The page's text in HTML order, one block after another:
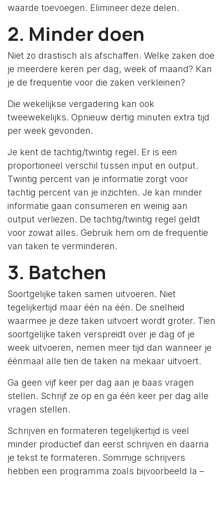
waarde toevoegen. Elimineer deze delen.
2. Minder doen
Niet zo drastisch als afschaffen. Welke zaken doe
je meerdere keren per dag, week of maand? Kan
je de frequentie voor die zaken verkleinen?
Die wekelijkse vergadering kan ook
tweewekelijks. Opnieuw dertig minuten extra tijd
per week gevonden.
Je kent de tachtig/twintig regel. Er is een
proportioneel verschil tussen input en output.
Twintig percent van je informatie zorgt voor
tachtig percent van je inzichten. Je kan minder
informatie gaan consumeren en weinig aan
output verliezen. De tachtig/twintig regel geldt
voor zowat alles. Gebruik hem om de frequentie
van taken te verminderen.
3. Batchen
Soortgelijke taken samen uitvoeren. Niet
tegelijkertijd maar één na één. De snelheid
waarmee je deze taken uitvoert wordt groter. Tien
soortgelijke taken verspreidt over je dag of je
week uitvoeren, nemen meer tijd dan wanneer je
éénmaal alle tien de taken na mekaar uitvoert.
Ga geen vijf keer per dag aan je baas vragen
stellen. Schrijf ze op en ga één keer per dag alle
vragen stellen.
Schrijven en formateren tegelijkertijd is veel
minder productief dan eerst schrijven en daarna
je tekst te formateren. Sommige schrijvers
hebben een programma zoals bijvoorbeeld Ia –